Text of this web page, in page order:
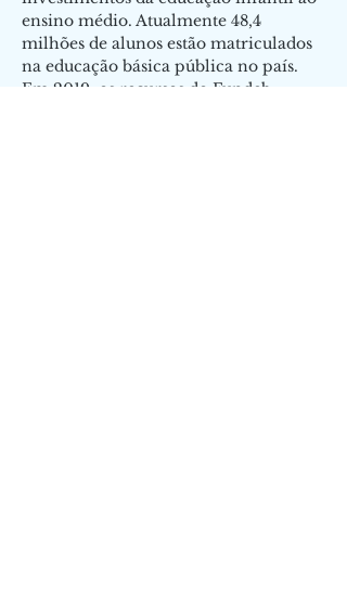
ensino médio. Atualmente 48,4
milhões de alunos estão matriculados
na educação básica pública no país.
Em 2019, os recursos do Fundeb